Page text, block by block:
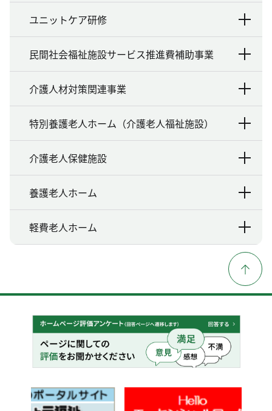
ユニットケア研修
民間社会福祉施設サービス推進費補助事業
介護人材対策関連事業
特別養護老人ホーム（介護老人福祉施設）
介護老人保健施設
養護老人ホーム
軽費老人ホーム